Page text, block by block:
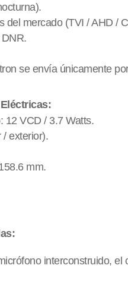
del mercado (TVI / AHD /
se envía únicamente
12 VCD / 3.7 Watts.
/ exterior).
mm.
interconstruido,